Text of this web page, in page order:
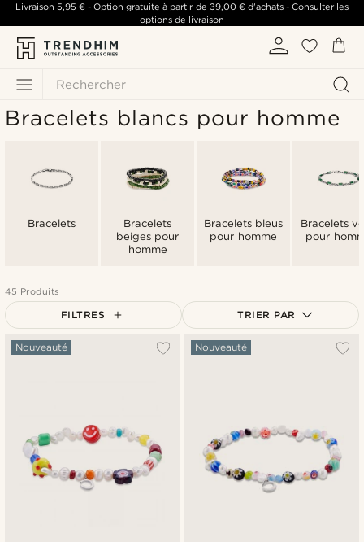
Rechercher
Livraison 5,95 €- Option gratuite à partir de 39,00 €d'achats -Consulter les
options de livraison
Bracelets blancs pour homme
Bracelets
Bracelets
beiges pour
homme
Bracelets bleus
pour homme
Bracelets
pour
45 Produits
FILTRES TRIER PAR
Le plus populaire
Nouveauté Nouveauté